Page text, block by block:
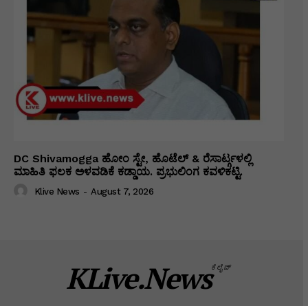
DC Shivamogga ಹೋಂ ಸ್ಟೇ, ಹೊಟೆಲ್ & ರೆಸಾರ್ಟ್ಗಳಲ್ಲಿ
ಮಾಹಿತಿ ಫಲಕ ಅಳವಡಿಕೆ ಕಡ್ಡಾಯ. ಪ್ರಭುಲಿಂಗ ಕವಳಿಕಟ್ಟಿ.
Klive News - August 7, 2026
KLive.Newsಕೆಲೈವ್